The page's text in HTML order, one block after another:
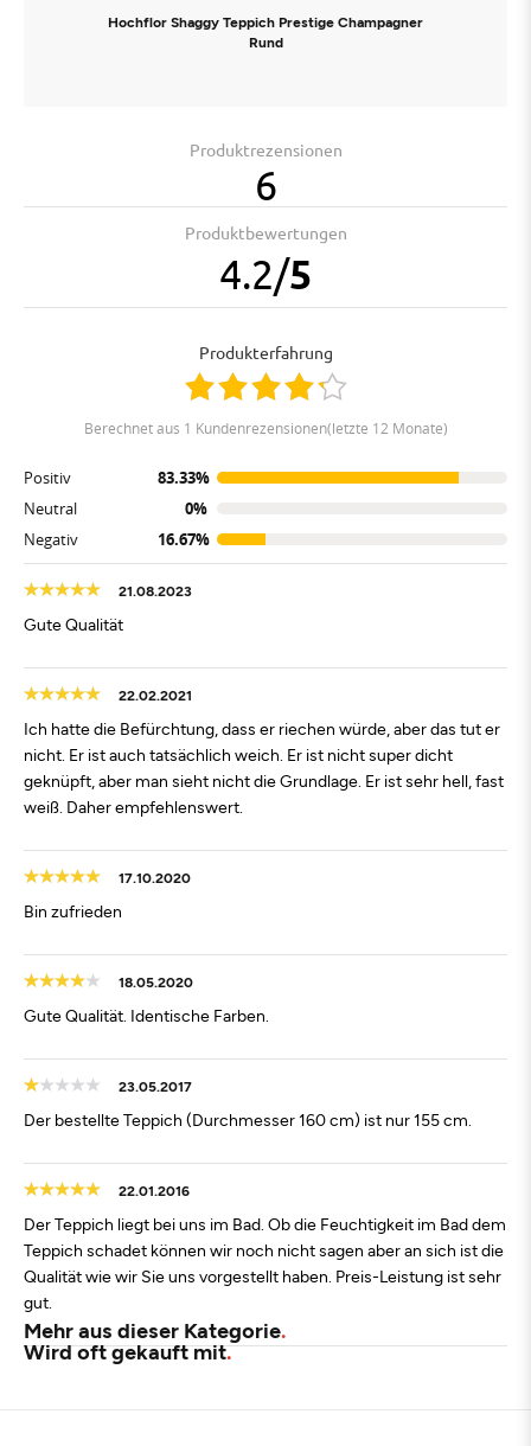
Hochflor Shaggy Teppich Prestige Champagner
Rund
Produktrezensionen
6
Produktbewertungen
4.2/5
Produkterfahrung
berechnet aus 1 Kundenrezensionen(letzte 12 Monate)
Positiv
83.33%
Neutral
0%
Negativ
16.67%
21.08.2023
Gute Qualität
22.02.2021
Ich hatte die Befürchtung, dass er riechen würde, aber das tut er
nicht. Er ist auch tatsächlich weich. Er ist nicht super dicht
geknüpft, aber man sieht nicht die Grundlage. Er ist sehr hell, fast
weiß. Daher empfehlenswert.
17.10.2020
Bin zufrieden
18.05.2020
Gute Qualität. Identische Farben.
23.05.2017
Der bestellte Teppich (Durchmesser 160 cm) ist nur 155 cm.
22.01.2016
Der Teppich liegt bei uns im Bad. Ob die Feuchtigkeit im Bad dem
Teppich schadet können wir noch nicht sagen aber an sich ist die
Qualität wie wir Sie uns vorgestellt haben. Preis-Leistung ist sehr
gut.
Mehr aus dieser Kategorie
Wird oft gekauft mit